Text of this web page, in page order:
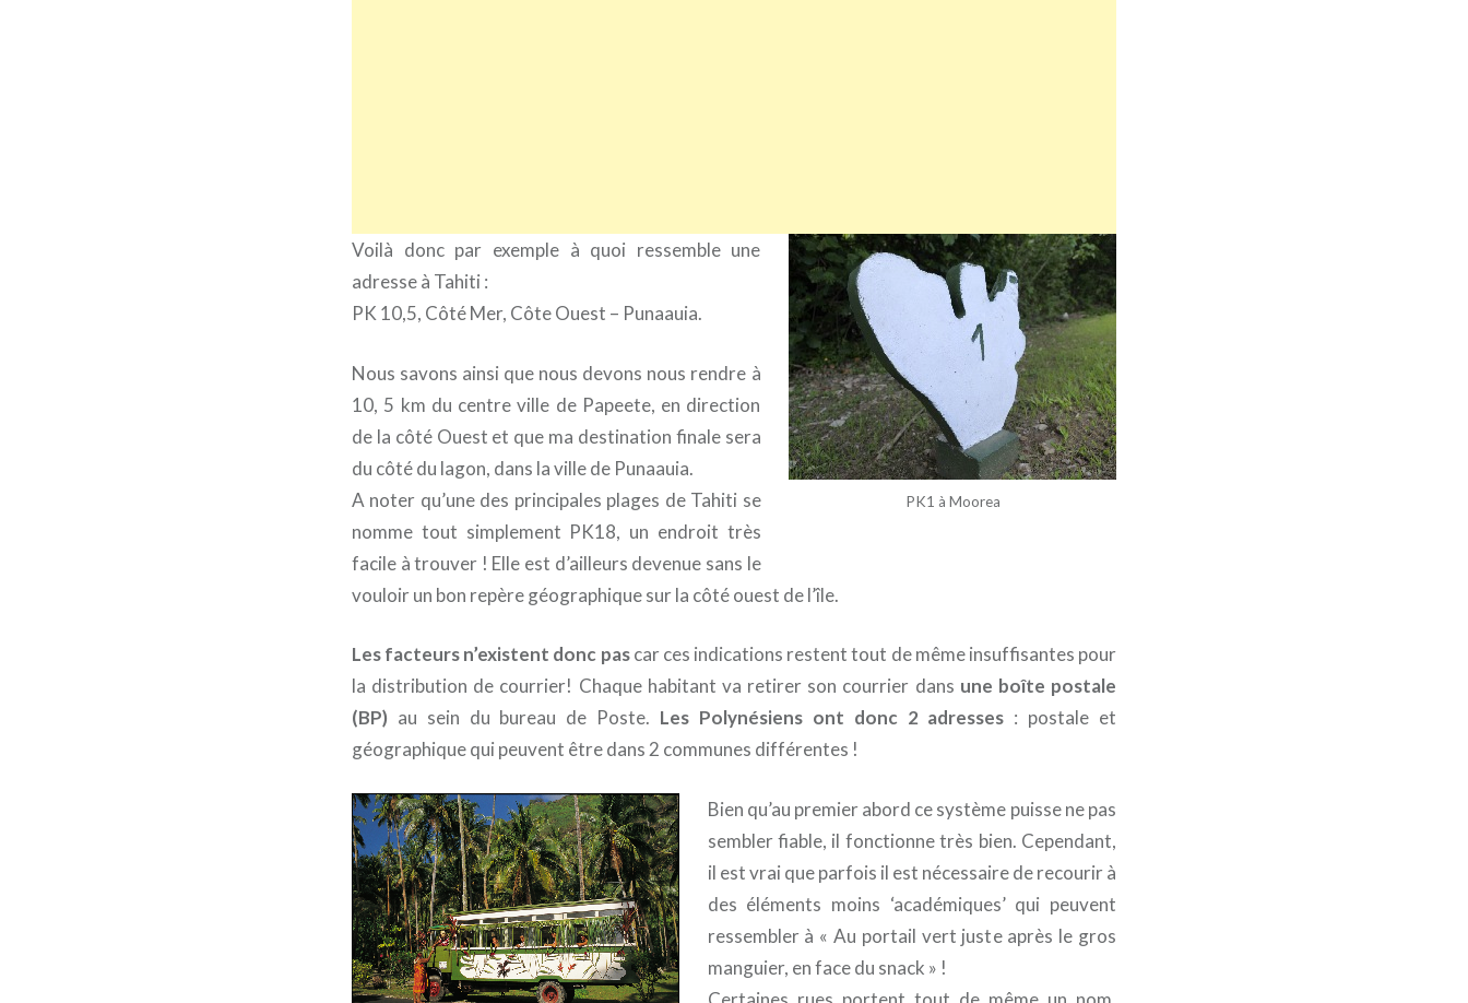
PK1 à Moorea
Voilà donc par exemple à quoi ressemble une
adresse à Tahiti :
PK 10,5, Côté Mer, Côte Ouest – Punaauia.
Nous savons ainsi que nous devons nous rendre à
10, 5 km du centre ville de Papeete, en direction
de la côté Ouest et que ma destination finale sera
du côté du lagon, dans la ville de Punaauia.
A noter qu’une des principales plages de Tahiti se
nomme tout simplement PK18, un endroit très
facile à trouver ! Elle est d’ailleurs devenue sans le
vouloir un bon repère géographique sur la côté ouest de l’île.
Les facteurs n’existent donc pascar ces indications restent tout de même insuffisantes pour
la distribution de courrier! Chaque habitant va retirer son courrier dans une boîte postale
(BP) au sein du bureau de Poste. Les Polynésiens ont donc 2 adresses : postale et
géographique qui peuvent être dans 2 communes différentes !
Bien qu’au premier abord ce système puisse ne pas
sembler fiable, il fonctionne très bien. Cependant,
il est vrai que parfois il est nécessaire de recourir à
des éléments moins ‘académiques’ qui peuvent
ressembler à « Au portail vert juste après le gros
manguier, en face du snack » !